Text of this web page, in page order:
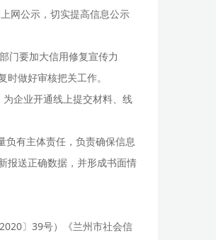
网公示，切实提高信息公示
门要加大信用修复宣传力
做好审核把关工作。
为企业开通线上提交材料、线
负有主体责任，负责确保信息
报送正确数据，并形成书面情
〕39号）《兰州市社会信